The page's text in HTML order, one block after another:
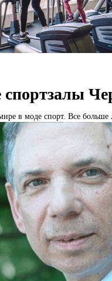
в моде спорт. Все больше